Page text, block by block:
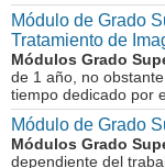
Módulo de Grado
Tratamiento de
Módulos Grado
de 1 año, no
tiempo dedicado por
Módulo de Grado
Módulos Grado
dependiente del